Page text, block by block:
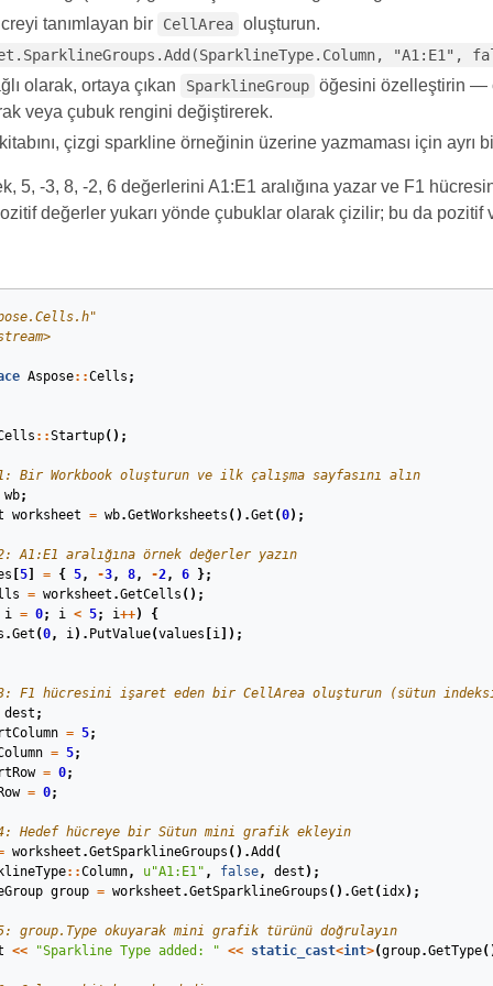
tanımlayan bir
CellArea oluşturun.
"A1:E1",
olarak, ortaya çıkan SparklineGroup öğesini özelleştirin —
veya çubuk rengini değiştirerek.
çizgi sparkline örneğinin üzerine yazmaması için ayrı
5, -3, 8, -2, 6 değerlerini A1:E1 aralığına yazar ve F1
değerler yukarı yönde çubuklar olarak çizilir; bu da pozitif
Aspose::Cells ;
::Startup();
Bir Workbook oluşturun ve ilk çalışma sayfasını alın
wb;
worksheet = wb.GetWorksheets ().Get (0);
A1:E1 aralığına örnek değerler yazın
5] = { 5, -3, 8, -2, 6
};
= worksheet .GetCells ();
i = 0; i < 5; i++)
{
.Get (0, i). PutValue(values i]);
F1 hücresini işaret eden bir CellArea oluşturun (sütun
dest ;
= 5;
= 5;
= 0;
= 0;
Hedef hücreye bir Sütun mini grafik ekleyin
worksheet .GetSparklineGroups ().Add (
::Column, u"A1:E1" , false, dest );
group = worksheet .GetSparklineGroups ().Get ( idx);
group.Type okuyarak mini grafik türünü doğrulayın
<< "Sparkline Type added: " << static_cast<int>(group.GetType